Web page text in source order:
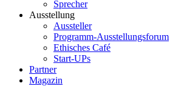
Sprecher
Ausstellung
Aussteller
Programm-Ausstellungsforum
Ethisches Café
Start-UPs
Partner
Magazin